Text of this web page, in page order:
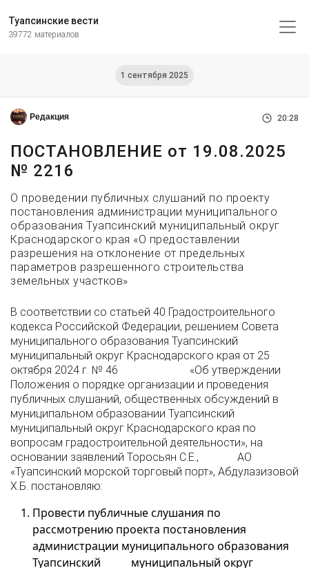
Туапсинские вести
39772 материалов
1 сентября 2025
Редакция 20:28
ПОСТАНОВЛЕНИЕ от 19.08.2025
№ 2216
О проведении публичных слушаний по проекту
постановления администрации муниципального
образования Туапсинский муниципальный округ
Краснодарского края «О предоставлении
разрешения на отклонение от предельных
параметров разрешенного строительства
земельных участков»
В соответствии со статьей 40 Градостроительного
кодекса Российской Федерации, решением Совета
муниципального образования Туапсинский
муниципальный округ Краснодарского края от 25
октября 2024 г. № 46 «Об утверждении
Положения о порядке организации и проведения
публичных слушаний, общественных обсуждений в
муниципальном образовании Туапсинский
муниципальный округ Краснодарского края по
вопросам градостроительной деятельности», на
основании заявлений Торосьян С.Е., АО
«Туапсинский морской торговый порт», Абдулазизовой
Х.Б. постановляю:
Провести публичные слушания по
рассмотрению проекта постановления
администрации муниципального образования
Туапсинский муниципальный округ